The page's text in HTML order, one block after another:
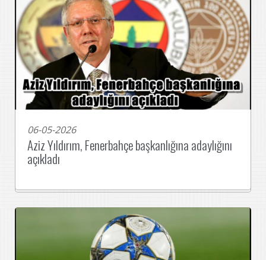
06-05-2026
Aziz Yıldırım, Fenerbahçe başkanlığına adaylığını
açıkladı